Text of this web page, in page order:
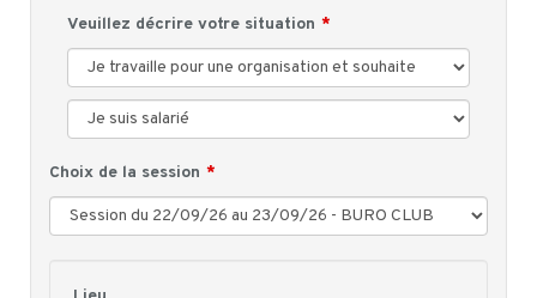
Veuillez décrire votre situation
Choix de la session